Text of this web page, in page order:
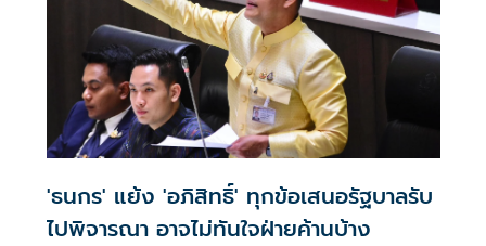
'ธนกร' แย้ง 'อภิสิทธิ์' ทุกข้อเสนอรัฐบาลรับ
ไปพิจารณา อาจไม่ทันใจฝ่ายค้านบ้าง